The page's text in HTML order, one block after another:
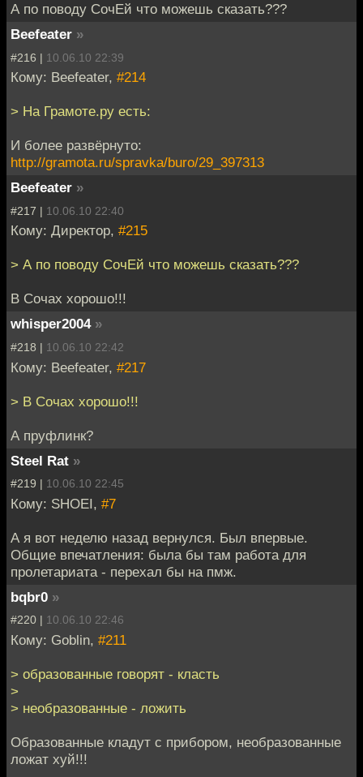
А по поводу СочЕй что можешь сказать???
Beefeater »
#216 | 10.06.10 22:39
Кому: Beefeater, #214
> На Грамоте.ру есть:
И более развёрнуто:
http://gramota.ru/spravka/buro/29_397313
Beefeater »
#217 | 10.06.10 22:40
Кому: Директор, #215
> А по поводу СочЕй что можешь сказать???
В Сочах хорошо!!!
whisper2004 »
#218 | 10.06.10 22:42
Кому: Beefeater, #217
> В Сочах хорошо!!!
А пруфлинк?
Steel Rat »
#219 | 10.06.10 22:45
Кому: SHOEI, #7
А я вот неделю назад вернулся. Был впервые.
Общие впечатления: была бы там работа для
пролетариата - перехал бы на пмж.
bqbr0 »
#220 | 10.06.10 22:46
Кому: Goblin, #211
> образованные говорят - класть
>
> необразованные - ложить
Образованные кладут с прибором, необразованные
ложат хуй!!!